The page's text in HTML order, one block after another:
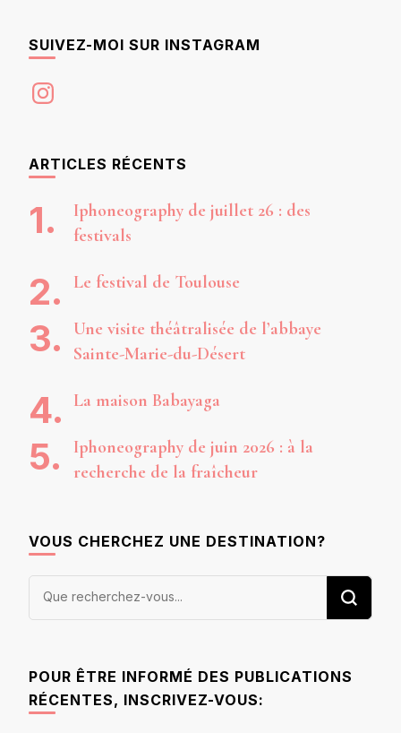
SUIVEZ-MOI SUR INSTAGRAM
Instagram
ARTICLES RÉCENTS
Iphoneography de juillet 26 : des
festivals
Le festival de Toulouse
Une visite théâtralisée de l’abbaye
Sainte-Marie-du-Désert
La maison Babayaga
Iphoneography de juin 2026 : à la
recherche de la fraîcheur
VOUS CHERCHEZ UNE DESTINATION?
Vous
POUR ÊTRE INFORMÉ DES PUBLICATIONS
RÉCENTES, INSCRIVEZ-VOUS: